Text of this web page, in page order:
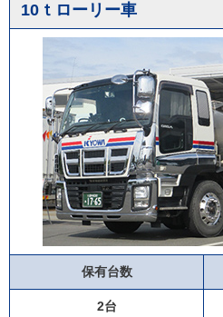
10ｔローリー車
保有台数
2台